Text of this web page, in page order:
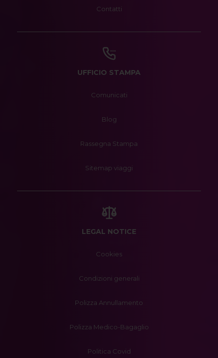
Contatti
UFFICIO STAMPA
Comunicati
Blog
Rassegna Stampa
Sitemap viaggi
LEGAL NOTICE
Cookies
Condizioni generali
Polizza Annullamento
Polizza Medico-Bagaglio
Politica Covid